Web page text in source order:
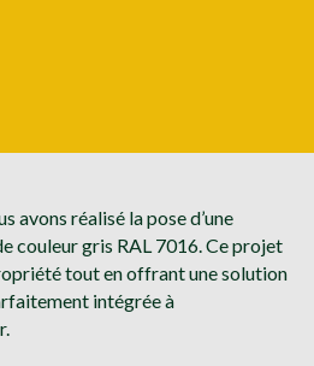
avons réalisé la pose d’une
couleur gris RAL 7016. Ce projet
tout en offrant une solution
intégrée à